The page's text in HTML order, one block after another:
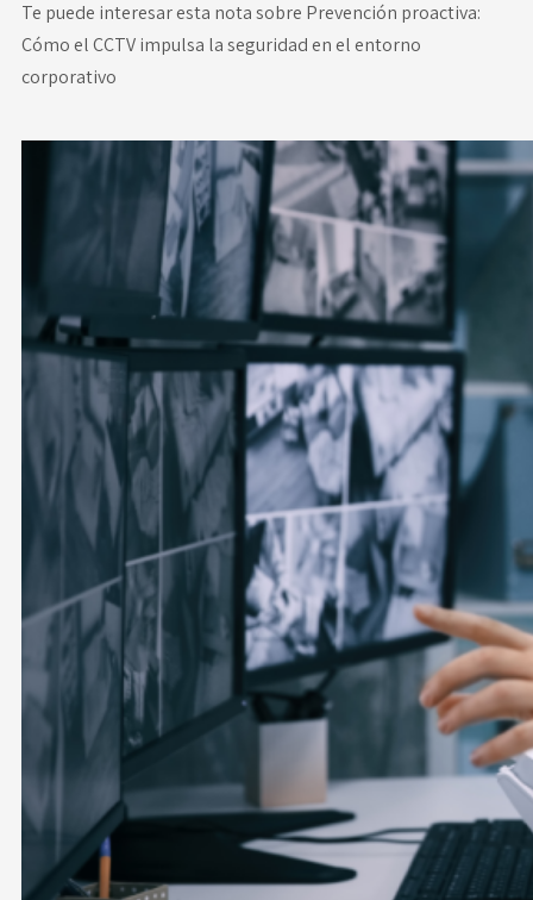
Te puede interesar esta nota sobre Prevención proactiva:
Cómo el CCTV impulsa la seguridad en el entorno
corporativo